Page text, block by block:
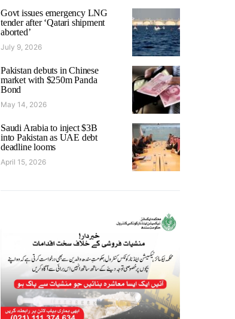
Govt issues emergency LNG
tender after ‘Qatari shipment
aborted’
July 9, 2026
Pakistan debuts in Chinese
market with $250m Panda
Bond
May 14, 2026
Saudi Arabia to inject $3B
into Pakistan as UAE debt
deadline looms
April 15, 2026